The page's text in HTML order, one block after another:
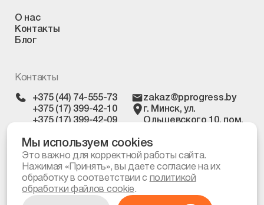
Мы используем cookies
Это важно для корректной работы сайта.
Нажимая «Принять», вы даете согласие на их
обработку в соответствии с политикой
обработки файлов cookie.
О нас
Контакты
Блог
Контакты
+375 (44) 74-555-73
+375 (17) 399-42-10
+375 (17) 399-42-09
zakaz@pprogress.by
г. Минск, ул.
Ольшевского 10, пом.
© Все права защищены, 2026
Политикаобработки файлов cookie